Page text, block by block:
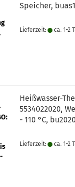
Speicher,
Lieferzeit: ca. 1-2
Heißwasser-
5534022020,
- 110 °C, bu2020
Lieferzeit: ca. 1-2